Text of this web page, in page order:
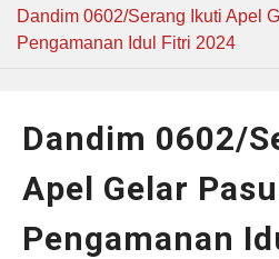
Dandim 0602/Serang Ikuti Apel
Pengamanan Idul Fitri 2024
Dandim 0602/
Apel Gelar
Pengamanan